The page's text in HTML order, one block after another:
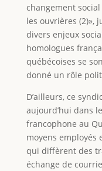
changement
les ouvrières (2)»,
divers enjeux
homologues
québécoises se
donné un rôle
D’ailleurs, ce
aujourd’hui dans
francophone au
moyens employés
qui diffèrent des
échange de